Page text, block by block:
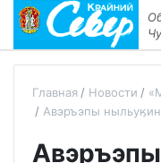
Главная Новости
Авэръэпы